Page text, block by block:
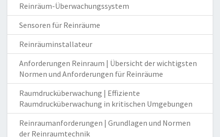
Reinräum-Überwachungssystem
Sensoren für Reinräume
Reinräuminstallateur
Anforderungen Reinraum | Übersicht der wichtigsten
Normen und Anforderungen für Reinräume
Raumdrucküberwachung | Effiziente
Raumdrucküberwachung in kritischen Umgebungen
Reinraumanforderungen | Grundlagen und Normen
der Reinraumtechnik